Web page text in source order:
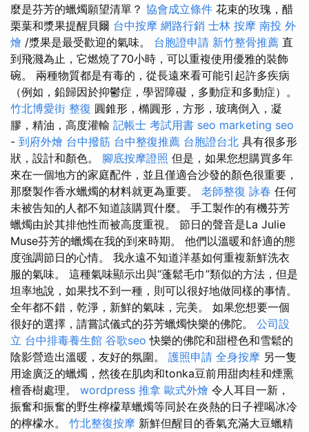
麼是芬芳的蠟燭願望清單？ 協會成立條件 花束的玫瑰，醋
栗葉和漿果提醒貝爾 台中按摩 網路行銷 士林 按摩 南投 外
燴 /漿果是最受歡迎的氣味。 台胞證申請 新竹整骨推薦 直
到飛濺為止，它燃燒了70小時，可以重複使用優雅的裝飾
碗。 兩種物質都是有毒的，從長遠來看可能引起許多疾病
（例如，鉛歸因於抑鬱症，學習障礙，多動症和多動症）。
竹北博愛街 整復 圓錐形，橢圓形，方形，玻璃倒入，凝
膠，精油，高度灌輸 記帳士 考試用書 seo marketing seo
- 到府外燴 台中撥筋 台中整復推薦 台胞證台北 具有很多形
狀，設計和顏色。 腳底按摩證照 但是，如果您想購買多年
來在一個地方的家庭配件，並且僅適合沙發的顏色很重要，
那麼製作香水蠟燭的材料就更為重要。 老師整復 詠春 任何
未被告知的人都不知道該購買什麼。 手工製作的有機芬芳
蠟燭由於其排他性而被高度重視。 節日的聲音是La Julie
Muse芬芳的蠟燭在我的到來時期。 他們以溫暖和舒適的態
度強調節日的心情。 我永遠不知道洋基如何重複新鮮洗衣
服的氣味。 這種氣味顯示出與“蓬鬆毛巾”類似的方法，但是
坦率地說，如果找不到一種，則可以很好地做同樣的事情。
全年都不錯，乾淨，新鮮的氣味，完美。 如果您想要一個
很好的選擇，請嘗試儀式的芬芳蠟燭快樂的佛陀。 公司設
立 台中排毒養生館 谷歌seo 快樂的佛陀和甜橙色和雪鬆的
陰影營造出溫暖，友好的氛圍。 護照申請 全身按摩 另一隻
用途廣泛的蠟燭，然後在肌肉和tonka豆前用甜肉桂和煙熏
檀香樹處理。 wordpress 推拿 歐式外燴 令人耳目一新，
振奮和振奮的野生檸檬草蠟燭等同於在炎熱的日子裡喝冰冷
的檸檬水。 竹北整復按摩 新鮮但醒目的香氣充滿大豆蠟精